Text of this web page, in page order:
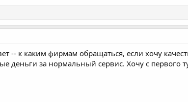
-- к каким фирмам обращаться, если хочу
деньги за нормальный сервис. Хочу с первого